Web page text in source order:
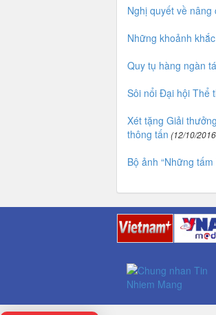
Nghị quyết về
Những khoảnh
Quy tụ hàng ngàn
Sôi nổi Đại hội Thể
Xét tặng Giải
thông tấn (12/10/
Bộ ảnh “Những